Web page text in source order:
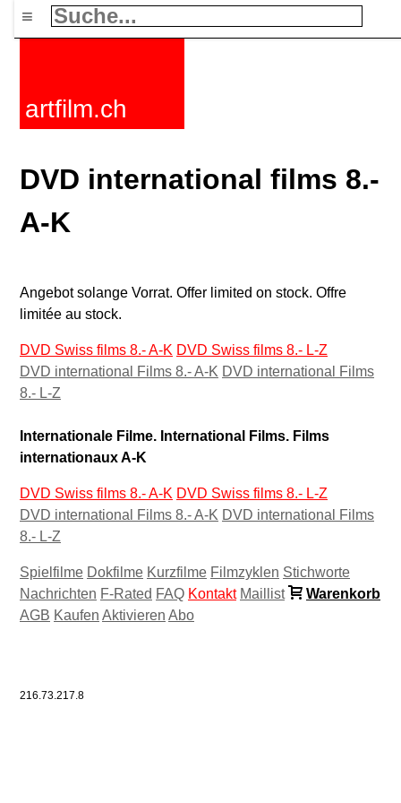
≡
artfilm.ch
DVD international films 8.-
A-K
Angebot solange Vorrat. Offer limited on stock. Offre
limitée au stock.
DVD Swiss films 8.- A-K DVD Swiss films 8.- L-Z
DVD international Films 8.- A-K DVD international Films
8.- L-Z
Internationale Filme. International Films. Films
internationaux A-K
DVD Swiss films 8.- A-K DVD Swiss films 8.- L-Z
DVD international Films 8.- A-K DVD international Films
8.- L-Z
Spielfilme Dokfilme Kurzfilme Filmzyklen Stichworte
Nachrichten F-Rated FAQ Kontakt Maillist
Warenkorb
AGB Kaufen Aktivieren Abo
216.73.217.8